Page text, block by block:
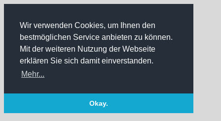
Wir verwenden Cookies, um Ihnen den
bestmöglichen Service anbieten zu können.
Mit der weiteren Nutzung der Webseite
erklären Sie sich damit einverstanden.
Mehr...
Okay.